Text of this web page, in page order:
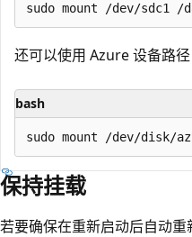
还可以使用 Azure 设备路径
bash
保持挂载
若要确保在重新启动后自动